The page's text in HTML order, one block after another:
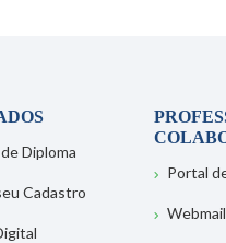
Diploma
Cadastro
Portal